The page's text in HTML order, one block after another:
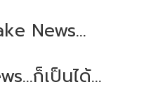
News...
ก็เป็นได้...